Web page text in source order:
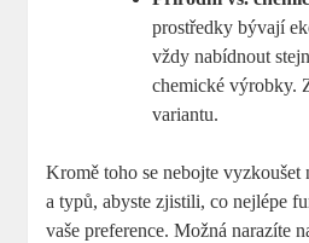
prostředky bývají
vždy nabídnout
chemické výrobky.
variantu.
Kromě toho se nebojte
a typů, abyste zjistili, co nejlépe
vaše preference. Možná narazíte